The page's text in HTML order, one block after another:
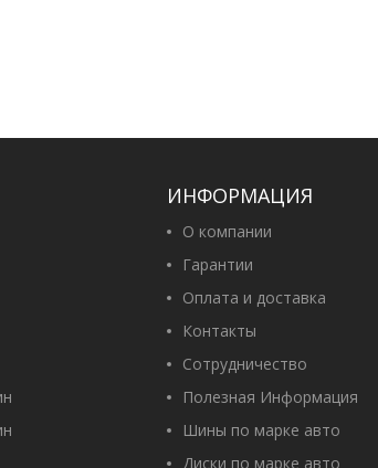
ИНФОРМАЦИЯ
О компании
Гарантии
Оплата и доставка
Контакты
Сотрудничество
Полезная Информация
Шины по марке авто
Диски по марке авто